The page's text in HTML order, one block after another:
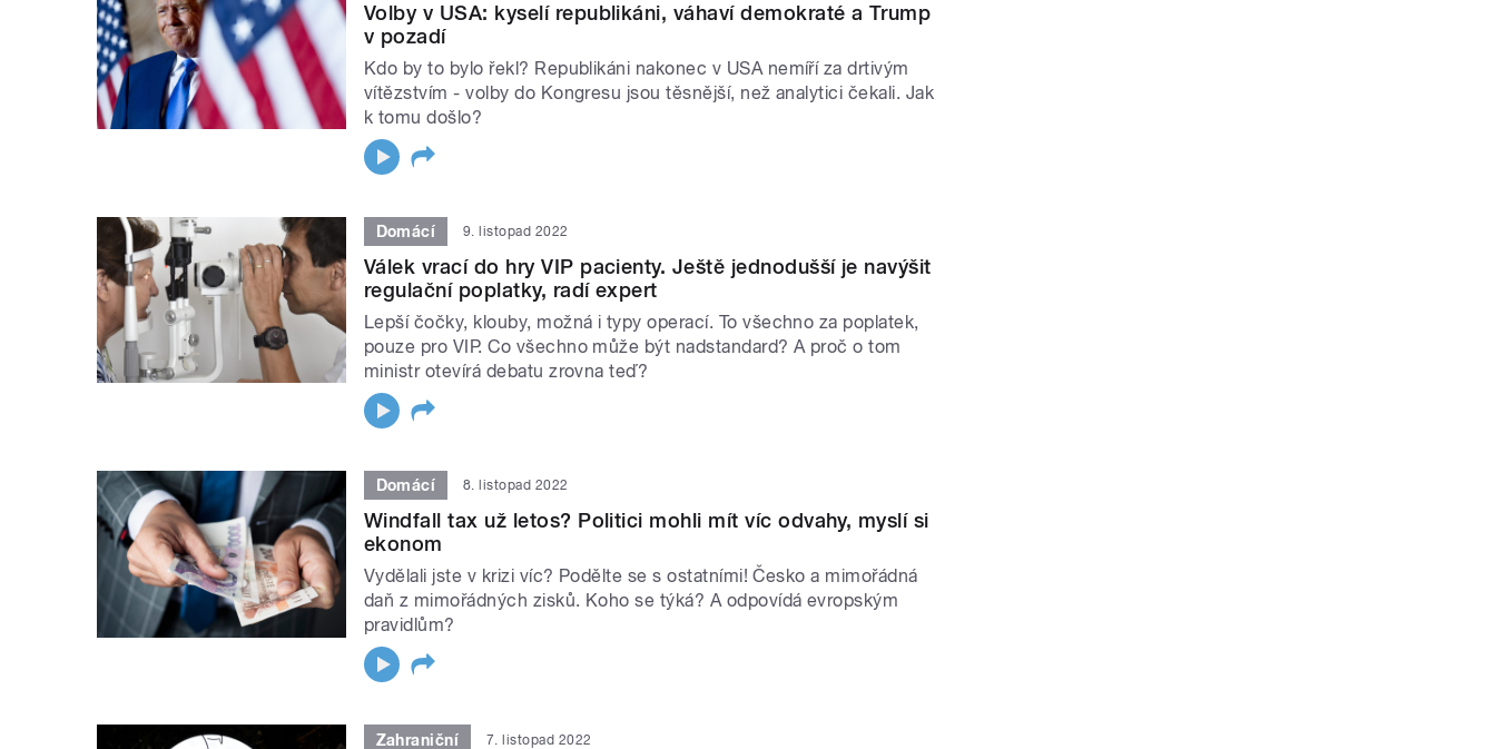
Volby v USA: kyselí republikáni, váhaví demokraté a Trump
v pozadí
Kdo by to bylo řekl? Republikáni nakonec v USA nemíří za drtivým
vítězstvím - volby do Kongresu jsou těsnější, než analytici čekali. Jak
k tomu došlo?
Domácí 9. listopad 2022
Válek vrací do hry VIP pacienty. Ještě jednodušší je navýšit
regulační poplatky, radí expert
Lepší čočky, klouby, možná i typy operací. To všechno za poplatek,
pouze pro VIP. Co všechno může být nadstandard? A proč o tom
ministr otevírá debatu zrovna teď?
Domácí 8. listopad 2022
Windfall tax už letos? Politici mohli mít víc odvahy, myslí si
ekonom
Vydělali jste v krizi víc? Podělte se s ostatními! Česko a mimořádná
daň z mimořádných zisků. Koho se týká? A odpovídá evropským
pravidlům?
Zahraniční 7. listopad 2022